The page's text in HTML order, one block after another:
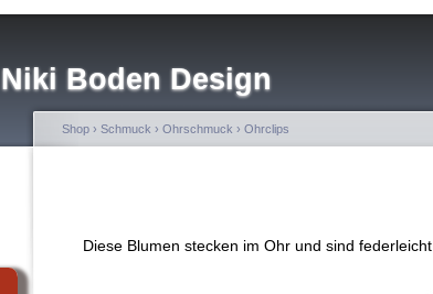
Niki Boden Design
Shop › Schmuck › Ohrschmuck › Ohrclips
Diese Blumen stecken im Ohr und sind federleicht